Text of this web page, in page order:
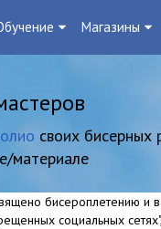
Магазины
своих бисерных
материале
бисероплетению и
социальных